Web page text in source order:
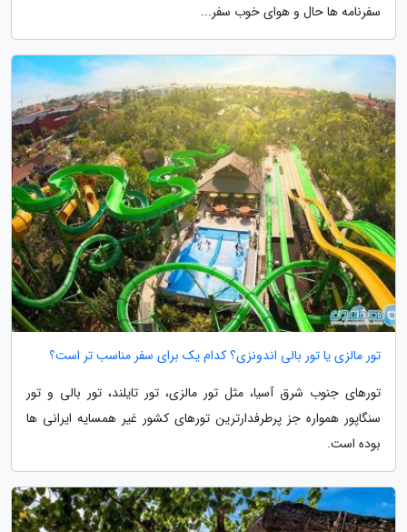
سفرنامه ها حال و هوای خوب سفر...
تور مالزی یا تور بالی اندونزی؟ کدام یک برای سفر مناسب تر است؟
تورهای جنوب شرق آسیا، مثل تور مالزی، تور تایلند، تور بالی و تور
سنگاپور همواره جز پرطرفدارترین تورهای کشور غیر همسایه ایرانی ها
بوده است.